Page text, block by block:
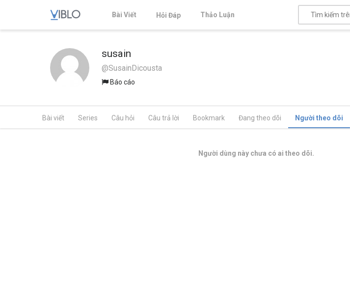
Bài Viết Hỏi Đáp Thảo Luận
susain
@SusainDicousta
Báo cáo
Bài viết Series Câu hỏi Câu trả lời Bookmark Đang theo dõi Người theo dõi
Người dùng này chưa có ai theo dõi.